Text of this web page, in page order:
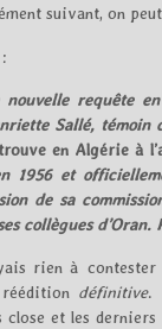
suivant, on
nouvelle requête
Sallé,
en Algérie à
1956 et
de sa
collègues
rien à contester
définitive.
close et les